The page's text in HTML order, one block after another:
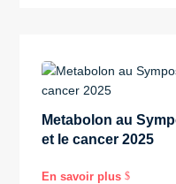
Metabolon au
et le cancer 2025
En savoir plus $